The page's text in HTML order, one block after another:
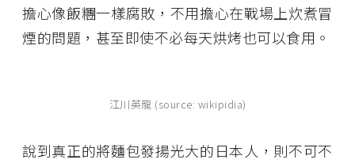
擔心像飯糰一樣腐敗，不用擔心在戰場上炊煮冒
煙的問題，甚至即使不必每天烘烤也可以食用。
江川英龍 (source: wikipidia)
說到真正的將麵包發揚光大的日本人，則不可不